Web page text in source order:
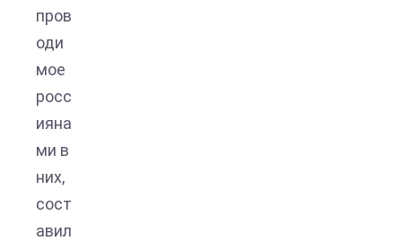
пров
оди
мое
росс
ияна
ми в
них,
сост
авил